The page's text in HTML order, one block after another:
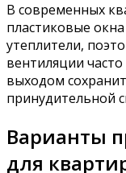
В современных
пластиковые
утеплители,
вентиляции
выходом
принудительной
Варианты
для